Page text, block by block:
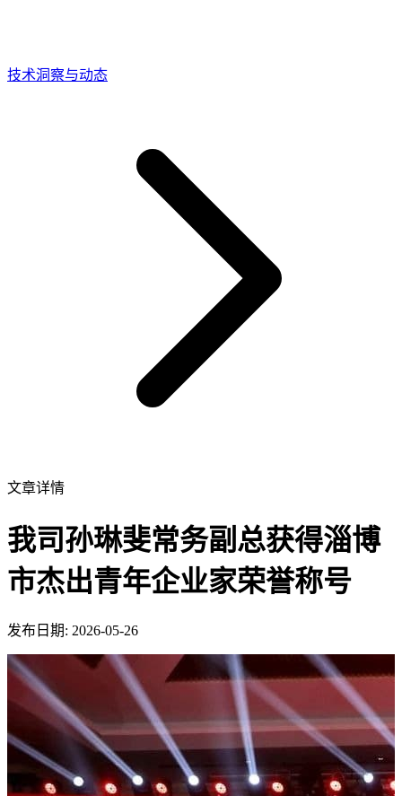
技术洞察与动态
文章详情
我司孙琳斐常务副总获得淄博
市杰出青年企业家荣誉称号
发布日期: 2026-05-26